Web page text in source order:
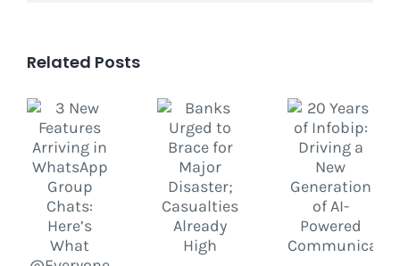
Related Posts